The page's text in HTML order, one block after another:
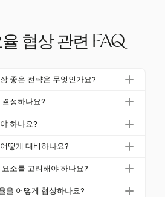
협상 관련 FAQ
좋은 전략은 무엇인가요?
및 PayScale과 같은 플랫폼을
가치를 뒷받침하는 데이터 기반
어진 후로 설정하세요.
정하나요?
과 같은 리소스를 사용
요. 산업, 경험 및 지리적 위치를
하나요?
과와 가치를 더하는 특정 기술을
. 전문적인 어조를 유지하고 예상
떻게 대비하나요?
위해 응답을 연습하세요. 자신의
율 요청에 대한 우려를 반박할
소를 고려해야 하나요?
조건 및 전문 개발 기회와 같은
을 어떻게 협상하나요?